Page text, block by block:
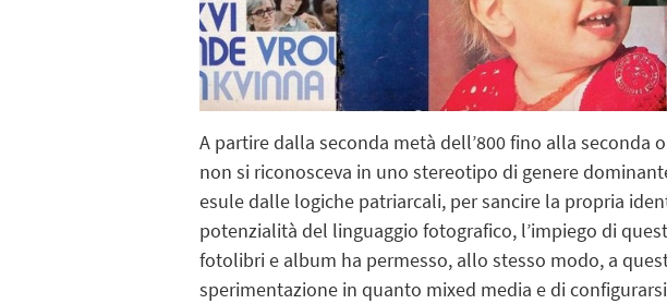
A partire dalla seconda metà dell’800 fino alla
non si riconosceva in uno stereotipo di genere
esule dalle logiche patriarcali, per sancire la propria
potenzialità del linguaggio fotografico, l’impiego di
fotolibri e album ha permesso, allo stesso modo, a
sperimentazione in quanto mixed media e di